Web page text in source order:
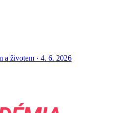
a životem · 4. 6. 2026